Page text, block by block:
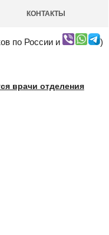
КОНТАКТЫ
по России и )
врачи отделения